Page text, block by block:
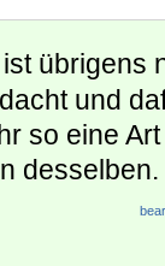
ist übrigens
und
so eine
desselben.